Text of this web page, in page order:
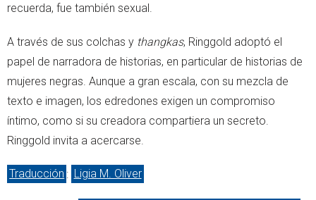
recuerda, fue también sexual.
A través de sus colchas y thangkas, Ringgold adoptó el
papel de narradora de historias, en particular de historias de
mujeres negras. Aunque a gran escala, con su mezcla de
texto e imagen, los edredones exigen un compromiso
íntimo, como si su creadora compartiera un secreto.
Ringgold invita a acercarse.
Traducción : Ligia M. Oliver